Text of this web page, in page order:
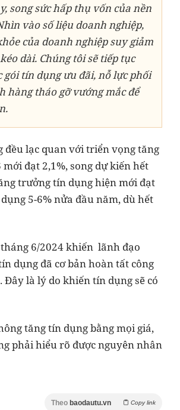
song sức hấp thụ vốn của nền
vào số liệu doanh nghiệp,
của doanh nghiệp suy giảm
dài. Chúng tôi sẽ tiếp tục
gói tín dụng ưu đãi, nỗ lực phối
hàng tháo gỡ vướng mắc để
đều lạc quan với triển vọng tăng
đạt 2,1%, song dự kiến hết
trưởng tín dụng hiện mới đạt
5-6% nửa đầu năm, dù hết
6/2024 khiến lãnh đạo
dụng đã cơ bản hoàn tất công
là lý do khiến tín dụng sẽ có
tăng tín dụng bằng mọi giá,
phải hiểu rõ được nguyên nhân
Theo baodautu.vn Copy link